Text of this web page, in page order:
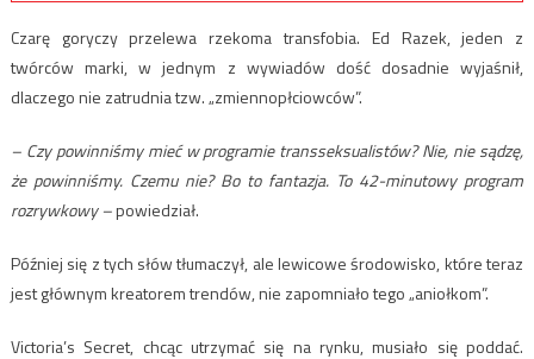
Czarę goryczy przelewa rzekoma transfobia. Ed Razek, jeden z
twórców marki, w jednym z wywiadów dość dosadnie wyjaśnił,
dlaczego nie zatrudnia tzw. „zmiennopłciowców”.
– Czy powinniśmy mieć w programie transseksualistów? Nie, nie sądzę,
że powinniśmy. Czemu nie? Bo to fantazja. To 42-minutowy program
rozrywkowy –powiedział.
Później się z tych słów tłumaczył, ale lewicowe środowisko, które teraz
jest głównym kreatorem trendów, nie zapomniało tego „aniołkom”.
Victoria’s Secret, chcąc utrzymać się na rynku, musiało się poddać.